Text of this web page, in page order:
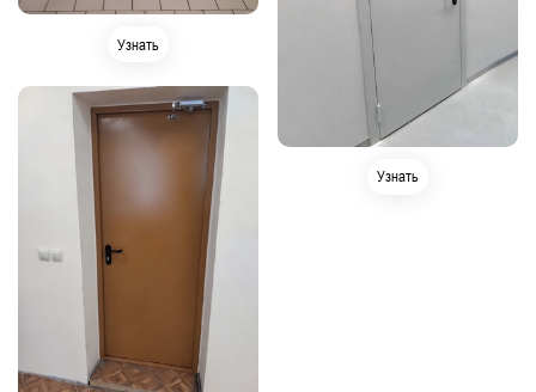
Узнать
Узнать